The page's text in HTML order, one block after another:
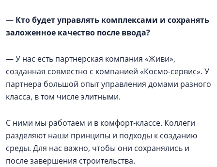
— Кто будет управлять комплексами и сохранять
заложенное качество после ввода?
— У нас есть партнерская компания «Живи»,
созданная совместно с компанией «Космо-сервис». У
партнера большой опыт управления домами разного
класса, в том числе элитными.
С ними мы работаем и в комфорт-классе. Коллеги
разделяют наши принципы и подходы к созданию
среды. Для нас важно, чтобы они сохранялись и
после завершения строительства.